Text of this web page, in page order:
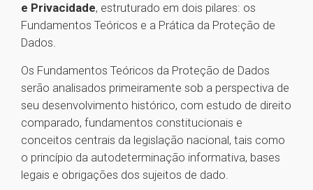
e Privacidade, estruturado em dois pilares: os
Fundamentos Teóricos e a Prática da Proteção de
Dados.
Os Fundamentos Teóricos da Proteção de Dados
serão analisados primeiramente sob a perspectiva de
seu desenvolvimento histórico, com estudo de direito
comparado, fundamentos constitucionais e
conceitos centrais da legislação nacional, tais como
o princípio da autodeterminação informativa, bases
legais e obrigações dos sujeitos de dado.